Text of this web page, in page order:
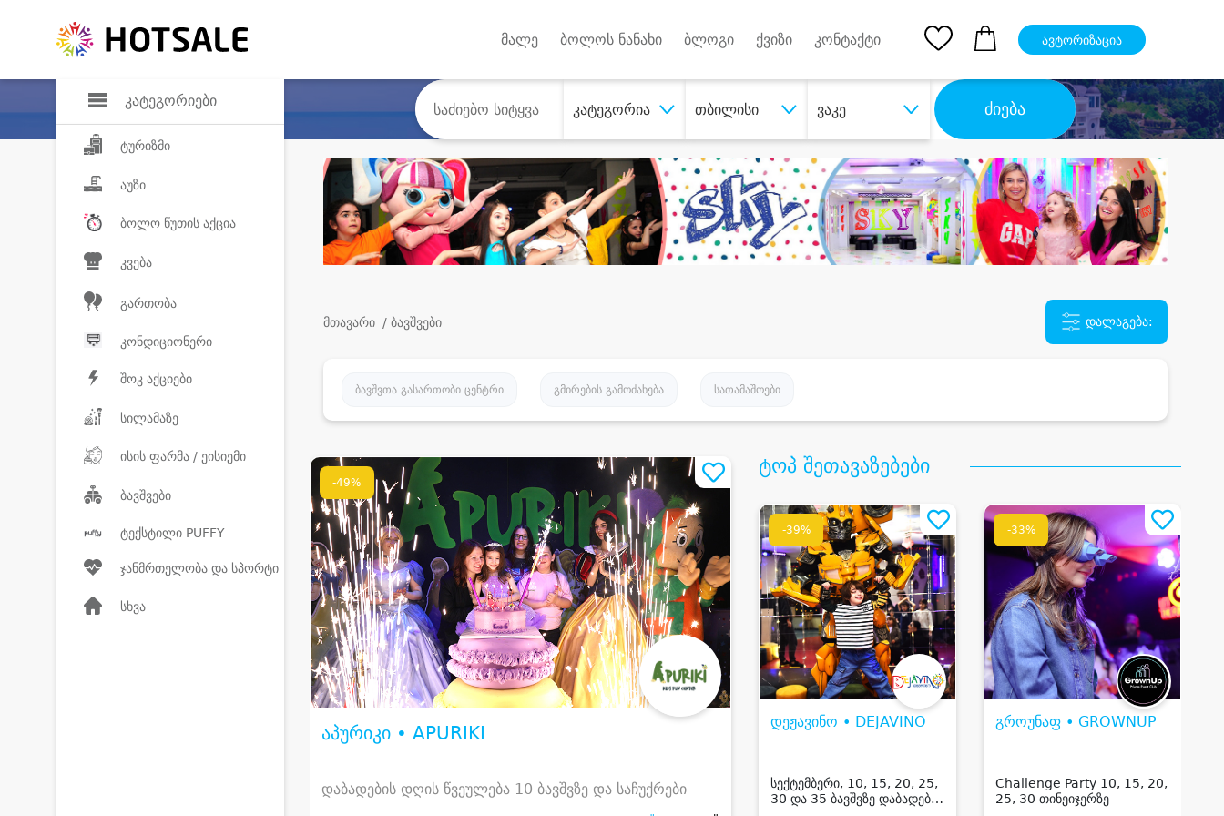
კატეგორიები
ტურიზმი
აუზი
ბოლო წუთის აქცია
კვება
გართობა
კონდიციონერი
შოკ აქციები
სილამაზე
ისის ფარმა / ეისიემი
ბავშვები
ტექსტილი PUFFY
ჯანმრთელობა და სპორტი
სხვა
მალე ბოლოს ნანახი ბლოგი ქვიზი კონტაქტი ავტორიზაცია
კატეგორია თბილისი ვაკე ძიება
მთავარი / ბავშვები დალაგება:
ბავშვთა გასართობი ცენტრი გმირების გამოძახება სათამაშოები
-49%
აპურიკი • APURIKI
დაბადების დღის წვეულება 10 ბავშვზე და საჩუქრები
ტოპ შეთავაზებები
-39%
დეჟავინო • DEJAVINO
სექტემბერი, 10, 15, 20, 25,
30 და 35 ბავშვზე დაბადების
-33%
გროუნაფ • GROWNUP
Challenge Party 10, 15, 20,
25, 30 თინეიჯერზე